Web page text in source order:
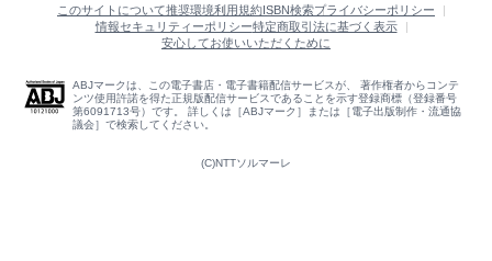
このサイトについて推奨環境利用規約 ISBN検索プライバシーポリシー
情報セキュリティーポリシー特定商取引法に基づく表示
安心してお使いいただくために
ABJマークは、この電子書店・電子書籍配信サービスが、 著作権者からコンテ
ンツ使用許諾を得た正規版配信サービスであることを示す登録商標（登録番号
第6091713号）です。 詳しくは［ABJマーク］または［電子出版制作・流通協
議会］で検索してください。
(C)NTTソルマーレ